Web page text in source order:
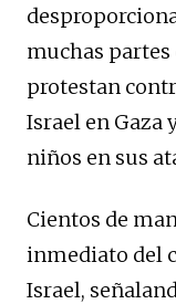
muchas partes
protestan
Israel en Gaza
niños en sus
Cientos de
inmediato del
Israel,